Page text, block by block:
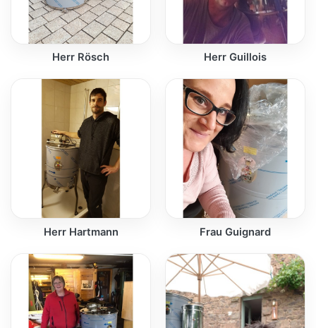
Herr Rösch Herr Guillois
Herr Hartmann Frau Guignard